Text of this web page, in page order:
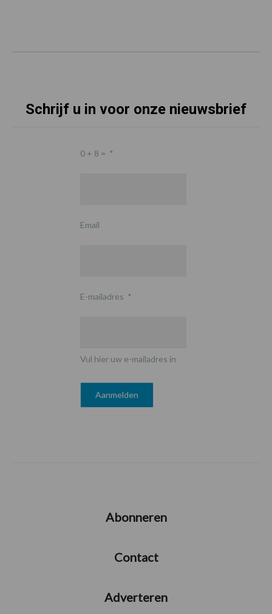
Schrijf u in voor onze nieuwsbrief
0 + 8 = *
Email
E-mailadres *
Vul hier uw e-mailadres in
Abonneren
Contact
Adverteren